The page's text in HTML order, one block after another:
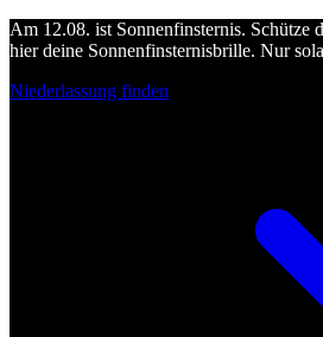
Am 12.08. ist Sonnenfinsternis. Schütze
hier deine Sonnenfinsternisbrille. Nur
Niederlassung finden